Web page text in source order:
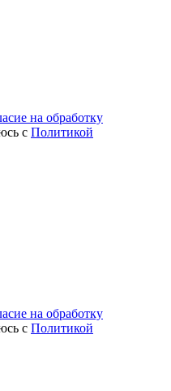
на обработку
c Политикой
на обработку
c Политикой